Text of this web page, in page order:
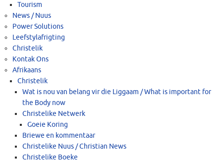
Tourism
News / Nuus
Power Solutions
Leefstylafrigting
Christelik
Kontak Ons
Afrikaans
Christelik
Wat is nou van belang vir die Liggaam / What is important for
the Body now
Christelike Netwerk
Goeie Koring
Briewe en kommentaar
Christelike Nuus / Christian News
Christelike Boeke